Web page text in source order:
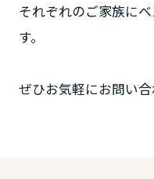
それぞれのご家族に
す。
ぜひお気軽にお問い合
石川県